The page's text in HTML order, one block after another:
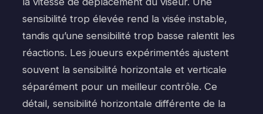
sensibilité trop élevée rend la visée instable,
tandis qu’une sensibilité trop basse ralentit les
réactions. Les joueurs expérimentés ajustent
souvent la sensibilité horizontale et verticale
séparément pour un meilleur contrôle. Ce
détail, sensibilité horizontale différente de la